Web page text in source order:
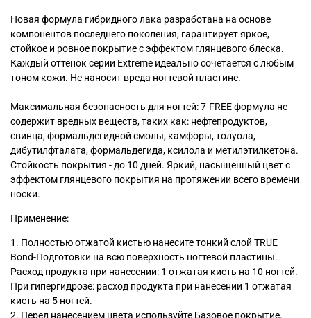
Новая формула гибридного лака разработана на основе
компонентов последнего поколения, гарантирует яркое,
стойкое и ровное покрытие с эффектом глянцевого блеска.
Каждый оттенок серии Extreme идеально сочетается с любым
тоном кожи. Не наносит вреда ногтевой пластине.
Максимальная безопасность для ногтей: 7-FREE формула не
содержит вредных веществ, таких как: нефтепродуктов,
свинца, формальдегидной смолы, камфоры, толуола,
дибутилфталата, формальдегида, ксилола и метилэтилкетона.
Стойкость покрытия - до 10 дней. Яркий, насыщенный цвет с
эффектом глянцевого покрытия на протяжении всего времени
носки.
Применение:
1. Полностью отжатой кистью нанесите тонкий слой TRUE
Bond-Подготовки на всю поверхность ногтевой пластины.
Расход продукта при нанесении: 1 отжатая кисть на 10 ногтей.
При гипергидрозе: расход продукта при нанесении 1 отжатая
кисть на 5 ногтей.
2. Перед нанесением цвета используйте Базовое покрытие.